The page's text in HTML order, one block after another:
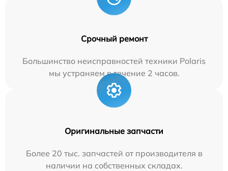
Срочный ремонт
Большинство неисправностей техники Polaris
мы устраняем в течение 2 часов.
Оригинальные запчасти
Более 20 тыс. запчастей от производителя в
наличии на собственных складах.